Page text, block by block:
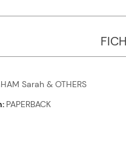
Sarah & OTHERS
PAPERBACK